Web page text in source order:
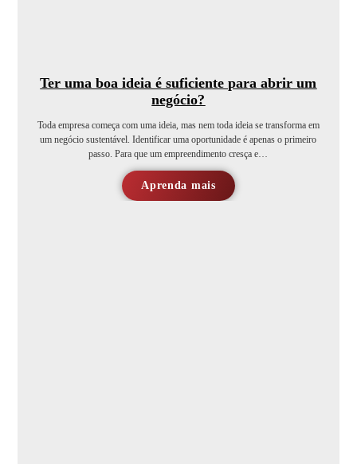
Ter uma boa ideia é suficiente para abrir um
negócio?
Toda empresa começa com uma ideia, mas nem toda ideia se transforma em
um negócio sustentável. Identificar uma oportunidade é apenas o primeiro
passo. Para que um empreendimento cresça e…
Aprenda mais